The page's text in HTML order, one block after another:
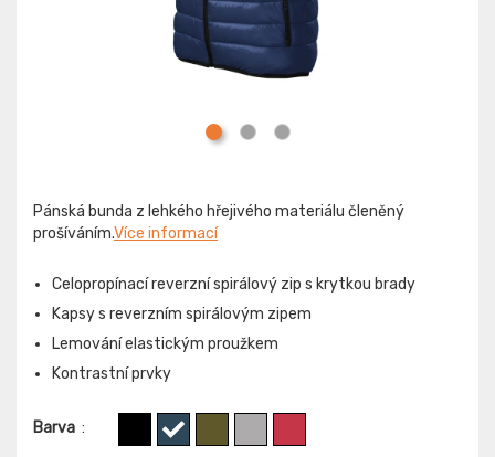
Pánská bunda z lehkého hřejivého materiálu členěný
prošíváním.Více informací
Celopropínací reverzní spirálový zip s krytkou brady
Kapsy s reverzním spirálovým zipem
Lemování elastickým proužkem
Kontrastní prvky
Barva :